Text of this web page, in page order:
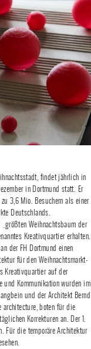
findet jährlich in
in Dortmund statt. Er
3,6 Mio. Besuchern als einer
Deutschlands.
Weihnachtsbaum der
Kreativquartier erhalten.
der FH Dortmund einen
für den Weihnachtsmarkt-
Kreativquartier auf der
und Kommunikation wurden im
und der Architekt Bernd
boten für die
Korrekturen an. Der 1.
Für die temporäre Architektur